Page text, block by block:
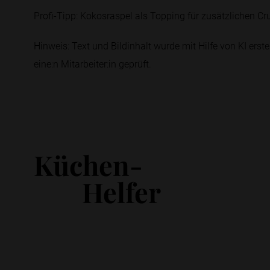
Profi-Tipp: Kokosraspel als Topping für zusätzlichen
Hinweis: Text und Bildinhalt wurde mit Hilfe von KI
eine:n Mitarbeiter:in geprüft.
Küchen-
Helfer